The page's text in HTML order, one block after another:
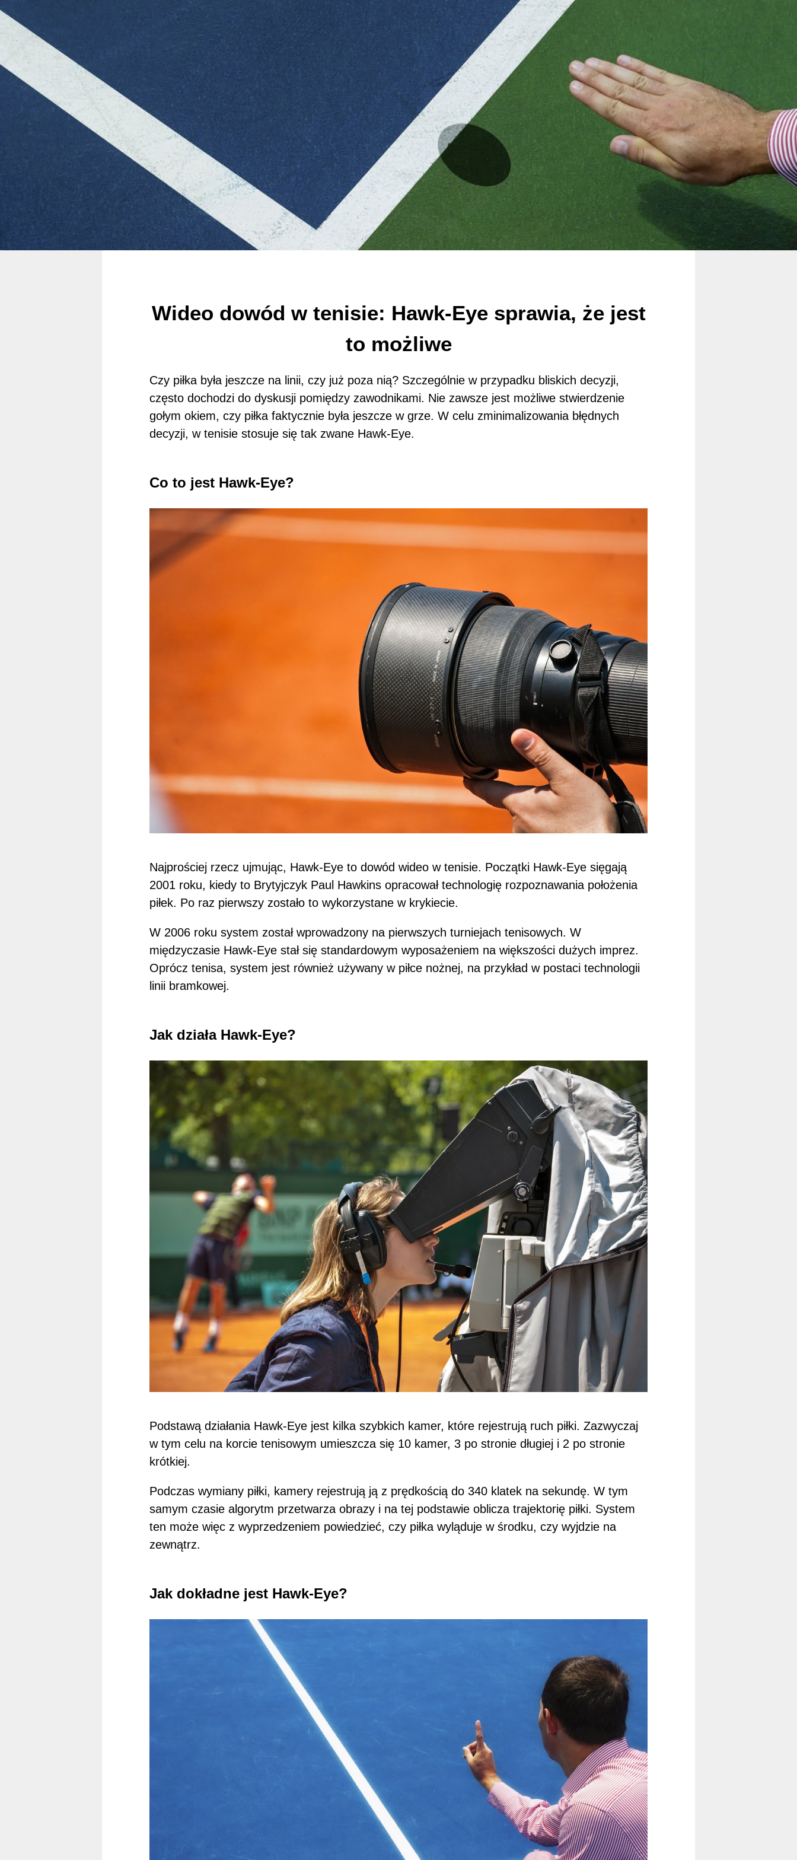
Wideo dowód w tenisie: Hawk-Eye sprawia, że jest
to możliwe
Czy piłka była jeszcze na linii, czy już poza nią? Szczególnie w przypadku bliskich decyzji,
często dochodzi do dyskusji pomiędzy zawodnikami. Nie zawsze jest możliwe stwierdzenie
gołym okiem, czy piłka faktycznie była jeszcze w grze. W celu zminimalizowania błędnych
decyzji, w tenisie stosuje się tak zwane Hawk-Eye.
Co to jest Hawk-Eye?
Najprościej rzecz ujmując, Hawk-Eye to dowód wideo w tenisie. Początki Hawk-Eye sięgają
2001 roku, kiedy to Brytyjczyk Paul Hawkins opracował technologię rozpoznawania położenia
piłek. Po raz pierwszy zostało to wykorzystane w krykiecie.
W 2006 roku system został wprowadzony na pierwszych turniejach tenisowych. W
międzyczasie Hawk-Eye stał się standardowym wyposażeniem na większości dużych imprez.
Oprócz tenisa, system jest również używany w piłce nożnej, na przykład w postaci technologii
linii bramkowej.
Jak działa Hawk-Eye?
Podstawą działania Hawk-Eye jest kilka szybkich kamer, które rejestrują ruch piłki. Zazwyczaj
w tym celu na korcie tenisowym umieszcza się 10 kamer, 3 po stronie długiej i 2 po stronie
krótkiej.
Podczas wymiany piłki, kamery rejestrują ją z prędkością do 340 klatek na sekundę. W tym
samym czasie algorytm przetwarza obrazy i na tej podstawie oblicza trajektorię piłki. System
ten może więc z wyprzedzeniem powiedzieć, czy piłka wyląduje w środku, czy wyjdzie na
zewnątrz.
Jak dokładne jest Hawk-Eye?